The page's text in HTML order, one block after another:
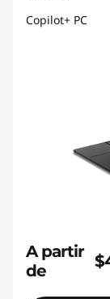
Copilot+ PC
A partir
de